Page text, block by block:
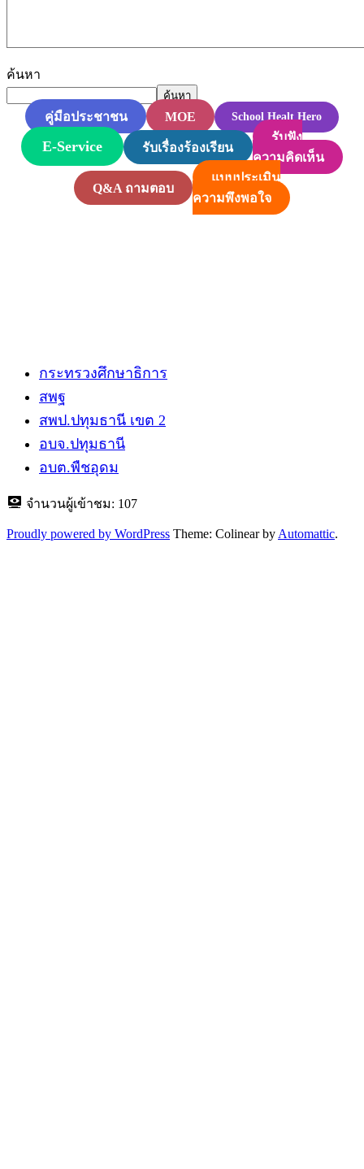
ค้นหา
ค้นหา
คู่มือประชาชน MOE School Healt Hero
E-Service รับเรื่องร้องเรียน
รับฟัง
ความคิดเห็น
Q&A ถามตอบ
แบบประเมิน
ความพึงพอใจ
กระทรวงศึกษาธิการ
สพฐ
สพป.ปทุมธานี​ เขต 2
อบจ.ปทุมธานี
อบต.พืชอุดม
จำนวนผู้เข้าชม: 107
Proudly powered by WordPress Theme: Colinear by Automattic.